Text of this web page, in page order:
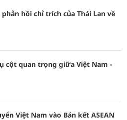
hồi chỉ trích của Thái Lan về
cột quan trọng giữa Việt Nam -
Việt Nam vào Bán kết ASEAN